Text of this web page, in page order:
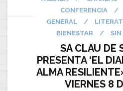
CONFERENCIA
/
GENERAL
/
BIENESTAR
/
SA CLAU DE
PRESENTA ‘EL
ALMA
VIERNES 8